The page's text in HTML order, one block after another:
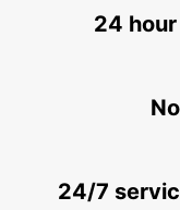
BRISBANE
BURPENGARY -
BRISBANE
24
24/7